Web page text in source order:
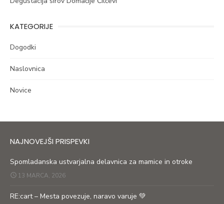
KATEGORIJE
Dogodki
Naslovnica
Novice
NAJNOVEJŠI PRISPEVKI
Spomladanska ustvarjalna delavnica za mamice in otroke
13 MARCA, 2026
RE:cart – Mesta povezuje, naravo varuje 💚